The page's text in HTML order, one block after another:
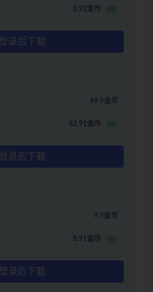
8.91金币 9折
登录后下载
69.9金币
62.91金币 9折
登录后下载
9.9金币
8.91金币 9折
登录后下载